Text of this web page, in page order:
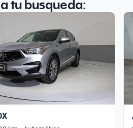
tu busqueda: